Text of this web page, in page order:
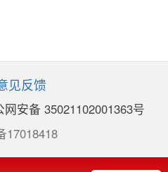
见反馈
网安备 35021102001363号
17018418